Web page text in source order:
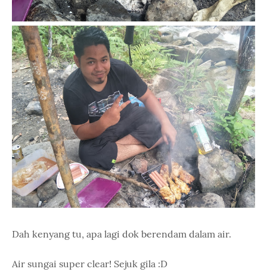
Dah kenyang tu, apa lagi dok berendam dalam air.
Air sungai super clear! Sejuk gila :D